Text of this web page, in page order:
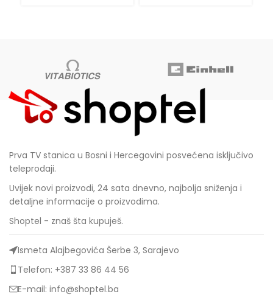
Prva TV stanica u Bosni i Hercegovini posvećena isključivo
teleprodaji.
Uvijek novi proizvodi, 24 sata dnevno, najbolja sniženja i
detaljne informacije o proizvodima.
Shoptel - znaš šta kupuješ.
Ismeta Alajbegovića Šerbe 3, Sarajevo
Telefon: +387 33 86 44 56
E-mail: info@shoptel.ba